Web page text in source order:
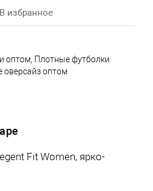
В избранное
оптом Плотные футболки
оверсайз оптом
Fit Women, ярко-